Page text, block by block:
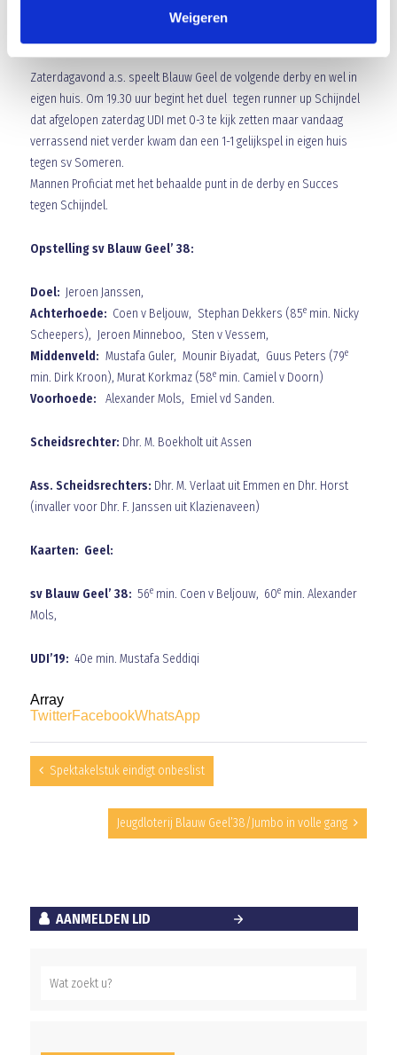
Weigeren
wat het waard is geweest. Het was in ieder geval het vijfde duel op
Zaterdagavond a.s. speelt Blauw Geel de volgende derby en wel in
eigen huis. Om 19.30 uur begint het duel tegen runner up Schijndel
dat afgelopen zaterdag UDI met 0-3 te kijk zetten maar vandaag
verrassend niet verder kwam dan een 1-1 gelijkspel in eigen huis
tegen sv Someren.
Mannen Proficiat met het behaalde punt in de derby en Succes
tegen Schijndel.
Opstelling sv Blauw Geel’ 38:
Doel: Jeroen Janssen,
Achterhoede: Coen v Beljouw, Stephan Dekkers (85emin. Nicky
Scheepers), Jeroen Minneboo, Sten v Vessem,
Middenveld: Mustafa Guler, Mounir Biyadat, Guus Peters (79e
min. Dirk Kroon), Murat Korkmaz (58emin. Camiel v Doorn)
Voorhoede: Alexander Mols, Emiel vd Sanden.
Scheidsrechter: Dhr. M. Boekholt uit Assen
Ass. Scheidsrechters: Dhr. M. Verlaat uit Emmen en Dhr. Horst
(invaller voor Dhr. F. Janssen uit Klazienaveen)
Kaarten: Geel:
sv Blauw Geel’ 38: 56emin. Coen v Beljouw, 60emin. Alexander
Mols,
UDI’19: 40e min. Mustafa Seddiqi
Array
TwitterFacebookWhatsApp
Spektakelstuk eindigt onbeslist
Jeugdloterij Blauw Geel’38/Jumbo in volle gang
AANMELDEN LID